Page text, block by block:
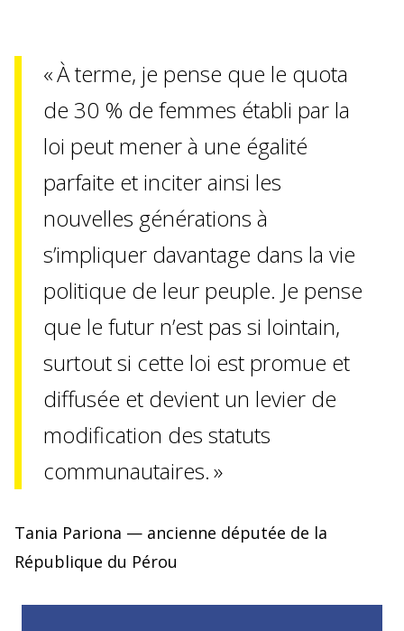
« À terme, je pense que le quota
de 30 % de femmes établi par la
loi peut mener à une égalité
parfaite et inciter ainsi les
nouvelles générations à
s’impliquer davantage dans la vie
politique de leur peuple. Je pense
que le futur n’est pas si lointain,
surtout si cette loi est promue et
diffusée et devient un levier de
modification des statuts
communautaires. »
Tania Pariona — ancienne députée de la
République du Pérou